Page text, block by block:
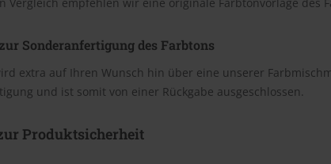
Sonderanfertigung des Farbtons
extra auf Ihren Wunsch hin über eine unserer
und ist somit von einer Rückgabe ausgeschlossen.
Produktsicherheit